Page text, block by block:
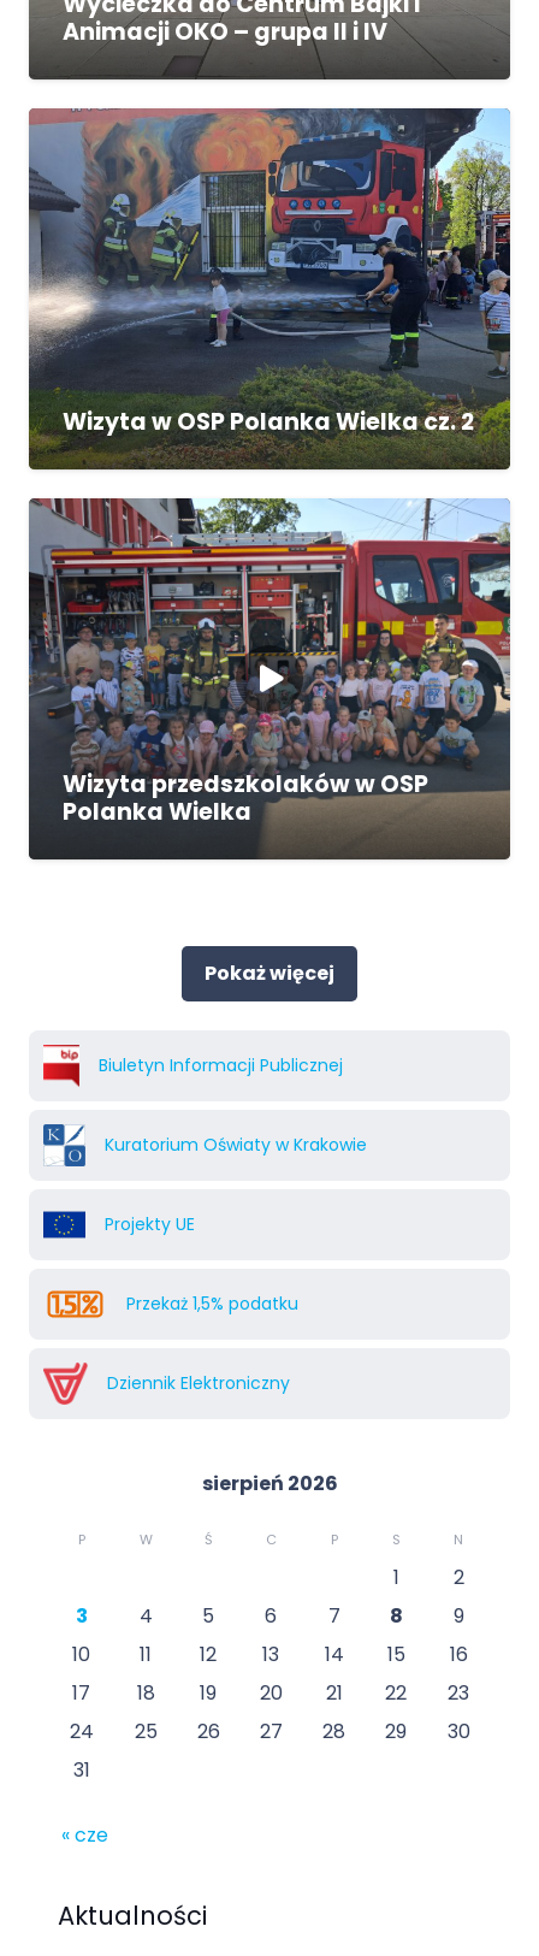
Animacji OKO – grupa II i IV
Wizyta w OSP Polanka Wielka cz. 2
Wizyta przedszkolaków w OSP
Polanka Wielka
Pokaż więcej
Biuletyn Informacji Publicznej
Kuratorium Oświaty w Krakowie
Projekty UE
Przekaż 1,5% podatku
Dziennik Elektroniczny
sierpień 2026
P W Ś C P S N
1
2
3
4 5 6 7 8
9
10
11 12 13 14 15
16
17
18 19 20 21 22
23
24
25 26 27 28 29
30
31
« cze
Aktualności